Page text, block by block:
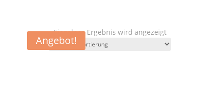
Einzelnes Ergebnis wird angezeigt
Angebot!